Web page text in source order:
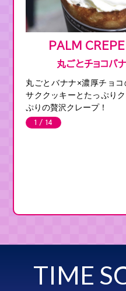
PALM
丸ごとチョコバ
丸ごとバナナ×濃厚チョ
サククッキーとたっぷり
ぷりの贅沢クレープ！
1 / 14
TIME